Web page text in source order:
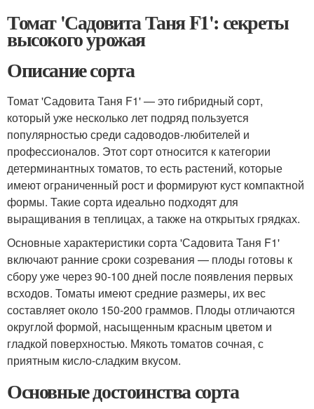
Томат 'Садовита Таня F1': секреты
высокого урожая
Описание сорта
Томат 'Садовита Таня F1' — это гибридный сорт,
который уже несколько лет подряд пользуется
популярностью среди садоводов-любителей и
профессионалов. Этот сорт относится к категории
детерминантных томатов, то есть растений, которые
имеют ограниченный рост и формируют куст компактной
формы. Такие сорта идеально подходят для
выращивания в теплицах, а также на открытых грядках.
Основные характеристики сорта 'Садовита Таня F1'
включают ранние сроки созревания — плоды готовы к
сбору уже через 90-100 дней после появления первых
всходов. Томаты имеют средние размеры, их вес
составляет около 150-200 граммов. Плоды отличаются
округлой формой, насыщенным красным цветом и
гладкой поверхностью. Мякоть томатов сочная, с
приятным кисло-сладким вкусом.
Основные достоинства сорта